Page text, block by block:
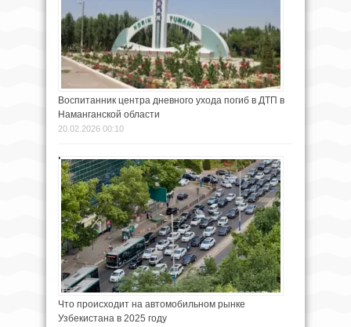
Воспитанник центра дневного ухода погиб в ДТП в
Наманганской области
20.02.2026 00:10
Что происходит на автомобильном рынке
Узбекистана в 2025 году